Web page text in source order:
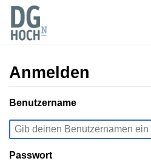
Anmelden
Wechseln zu:Navigation
Benutzername
Passwort